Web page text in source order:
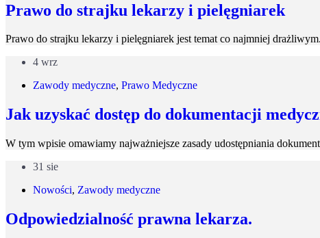
Prawo do strajku lekarzy i pielęgniarek
Prawo do strajku lekarzy i pielęgniarek jest temat co najmniej
4 wrz
Zawody medyczne, Prawo Medyczne
Jak uzyskać dostęp do dokumentacji
W tym wpisie omawiamy najważniejsze zasady udostępniania
31 sie
Nowości, Zawody medyczne
Odpowiedzialność prawna lekarza.